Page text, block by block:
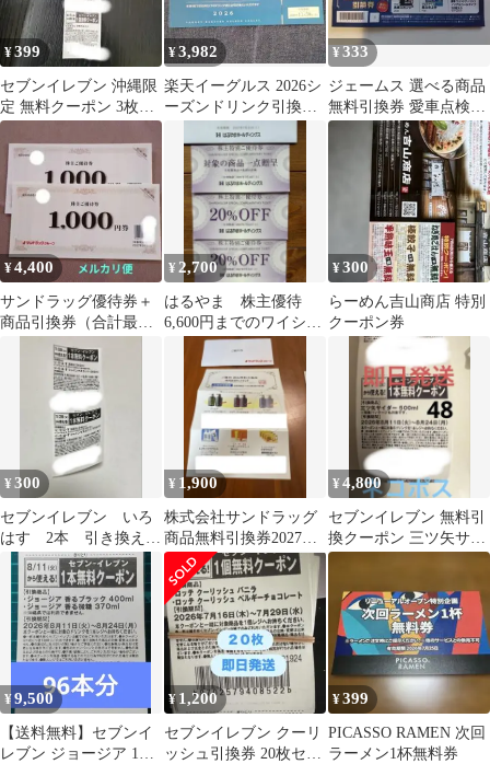
¥399
セブンイレブン 沖縄限
定 無料クーポン 3枚セ
ット
¥3,982
楽天イーグルス 2026シ
ーズンドリンク引換券
５枚セット ブロマイド
¥333
ジェームス 選べる商品
無料引換券 愛車点検無
料引換券
¥4,400
サンドラッグ優待券＋
商品引換券（合計最大
7,000円相当）
¥ 2,700
はるやま 株主優待
6,600円までのワイシャ
ツ等 無料引換券付き
¥300
らーめん吉山商店 特別
クーポン券
¥300
セブンイレブン いろ
はす 2本 引き換え
券 天然水 シャイン
マスカット
¥ 1,900
株式会社サンドラッグ
商品無料引換券2027年3
月31日まで有効
¥4,800
セブンイレブン 無料引
換クーポン 三ツ矢サイ
ダー48本
¥9,500
【送料無料】セブンイ
レブン ジョージア 1本
¥ 1,200
セブンイレブン クーリ
ッシュ引換券 20枚セッ
¥399
PICASSO RAMEN 次回
ラーメン1杯無料券